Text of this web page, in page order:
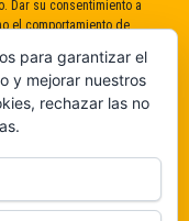
Dar su consentimiento a
el comportamiento de
características y
para garantizar el
y mejorar nuestros
rechazar las no